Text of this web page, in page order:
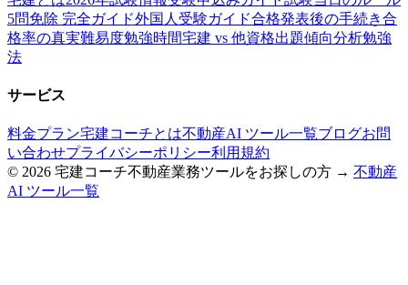
5問免除 完全ガイド外国人受験ガイド合格発表後の手続き合
格率の真実難易度勉強時間宅建 vs 他資格出題傾向分析勉強
法
サービス
料金プラン宅建コーチとは不動産AI ツール一覧ブログお問
い合わせプライバシーポリシー利用規約
© 2026 宅建コーチ不動産業務ツールをお探しの方 → 不動産
AI ツール一覧